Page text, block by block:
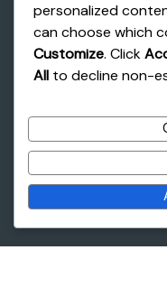
Copyright ©
personalized
can choose which
Customize. Click
All to decline non-